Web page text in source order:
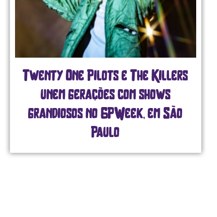
Twenty One Pilots e The Killers
unem gerações com shows
grandiosos no GPWeek, em São
Paulo